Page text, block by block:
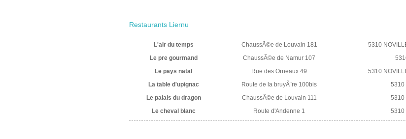
Restaurants Liernu
L'air du temps ChaussÃ©e de Louvain 181 5310
Le pre gourmand
ChaussÃ©e de Namur 107
Le pays natal
Rue des Orneaux 49 5310
La table d'upignac
Route de la bruyÃ¨re 100bis 5310
Le palais du dragon
ChaussÃ©e de Louvain 111 5310
Le cheval blanc
Route d'Andenne 1 5310